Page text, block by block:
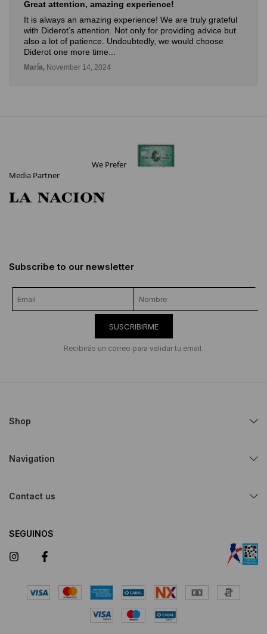
grateful
advice but
choose
Muy buena experiencia
Muy buena experiencia. Diderot es una
novedosa forma de poder ver, aprender,
con la posibilidad de probarlo. Me fue muy
Deli,September 12, 2024
We Prefer
Media Partner
Subscribe to our newsletter
SUSCRIBIRME
Recibirás un correo para validar tu email.
Shop
Navigation
Contact us
SEGUINOS